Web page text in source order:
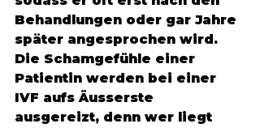
Behandlungen oder gar Jahre
später angesprochen wird.
Die Schamgefühle einer
Patientin werden bei einer
IVF aufs Äusserste
ausgereizt, denn wer liegt